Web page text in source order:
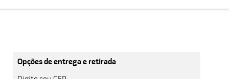
Opções de entrega e retirada